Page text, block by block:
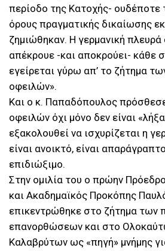
περίοδο της Κατοχής- ουδέποτε
όρους πραγματικής δικαίωσης
ζημιώθηκαν. Η γερμανική
απέκρουε -και αποκρούει- κάθε
εγείρεται γύρω απ’ το ζήτημα
οφειλών».
Και ο κ. Παπαδόπουλος
οφειλών όχι μόνο δεν είναι
εξακολουθεί να ισχυρίζεται η
είναι ανοικτό, είναι
επιδιώξιμο.
Στην ομιλία του ο πρώην
και Ακαδημαϊκός Προκόπης
επικεντρώθηκε στο ζήτημα των
επανορθώσεων και στο
Καλαβρύτων ως «πηγή» μνήμης